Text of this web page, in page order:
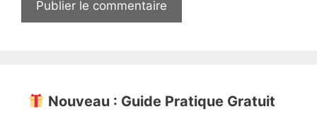
Nouveau : Guide Pratique Gratuit